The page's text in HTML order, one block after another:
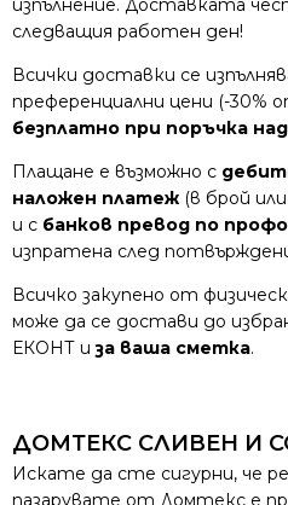
изпълнение. Доставката
следващия работен ден!
Всички доставки се
преференциални цени (-
безплатно при поръчка над
Плащане е възможно с
наложен платеж (в брой
и с банков превод по
изпратена след
Всичко закупено от
може да се достави до
ЕКОНТ иза ваша сметка.
ДОМТЕКС СЛИВЕН И
Искате да сте сигурни, че
пазарувате от Домтекс е